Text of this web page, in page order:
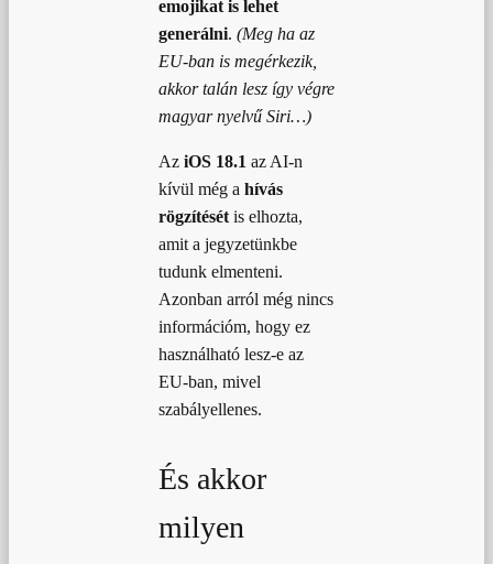
emojikat is lehet
generálni. (Meg ha az
EU-ban is megérkezik,
akkor talán lesz így végre
magyar nyelvű Siri…)
Az iOS 18.1 az AI-n
kívül még a hívás
rögzítésétis elhozta,
amit a jegyzetünkbe
tudunk elmenteni.
Azonban arról még nincs
információm, hogy ez
használható lesz-e az
EU-ban, mivel
szabályellenes.
És akkor
milyen